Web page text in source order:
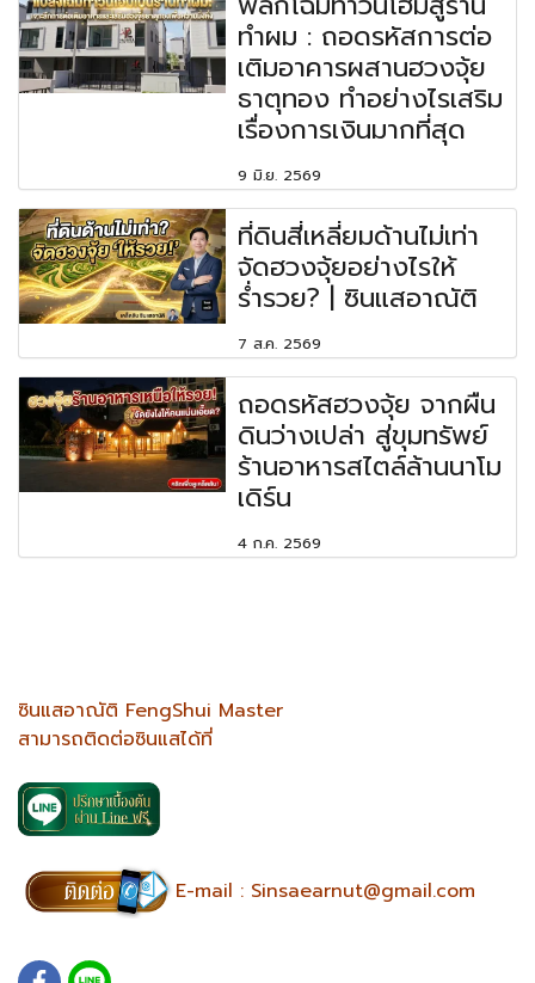
ทำผม : ถอดรหัสการต่อ
เติมอาคารผสานฮวงจุ้ย
ธาตุทอง ทำอย่างไรเสริม
เรื่องการเงินมากที่สุด
9 มิ.ย. 2569
ที่ดินสี่เหลี่ยมด้านไม่เท่า
จัดฮวงจุ้ยอย่างไรให้
ร่ำรวย? | ซินแสอาณัติ
7 ส.ค. 2569
ถอดรหัสฮวงจุ้ย จากผืน
ดินว่างเปล่า สู่ขุมทรัพย์
ร้านอาหารสไตล์ล้านนาโม
เดิร์น
4 ก.ค. 2569
ซินแสอาณัติ FengShui Master
สามารถติดต่อซินแสได้ที่
E-mail : Sinsaearnut@gmail.com